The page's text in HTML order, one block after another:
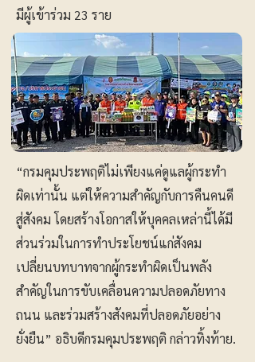
มีผู้เข้าร่วม 23 ราย
“กรมคุมประพฤติไม่เพียงแค่ดูแลผู้กระทำ
ผิดเท่านั้น แต่ให้ความสำคัญกับการคืนคนดี
สู่สังคม โดยสร้างโอกาสให้บุคคลเหล่านี้ได้มี
ส่วนร่วมในการทำประโยชน์แก่สังคม
เปลี่ยนบทบาทจากผู้กระทำผิดเป็นพลัง
สำคัญในการขับเคลื่อนความปลอดภัยทาง
ถนน และร่วมสร้างสังคมที่ปลอดภัยอย่าง
ยั่งยืน” อธิบดีกรมคุมประพฤติ กล่าวทิ้งท้าย.